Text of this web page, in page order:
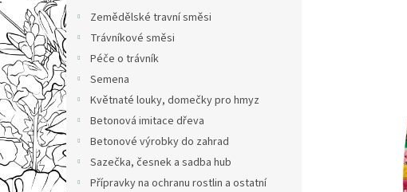
r
a
n
n
í
p
a
n
e
l
Zemědělské travní směsi
Trávníkové směsi
Péče o trávník
Semena
Květnaté louky, domečky pro hmyz
Betonová imitace dřeva
Betonové výrobky do zahrad
Sazečka, česnek a sadba hub
Přípravky na ochranu rostlin a ostatní